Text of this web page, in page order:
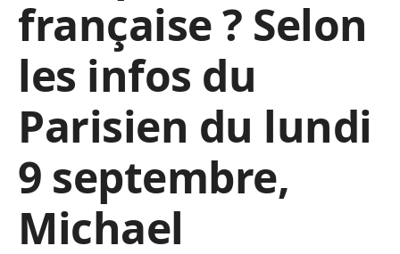
française ? Selon
les infos du
Parisien du lundi
9 septembre,
Michael